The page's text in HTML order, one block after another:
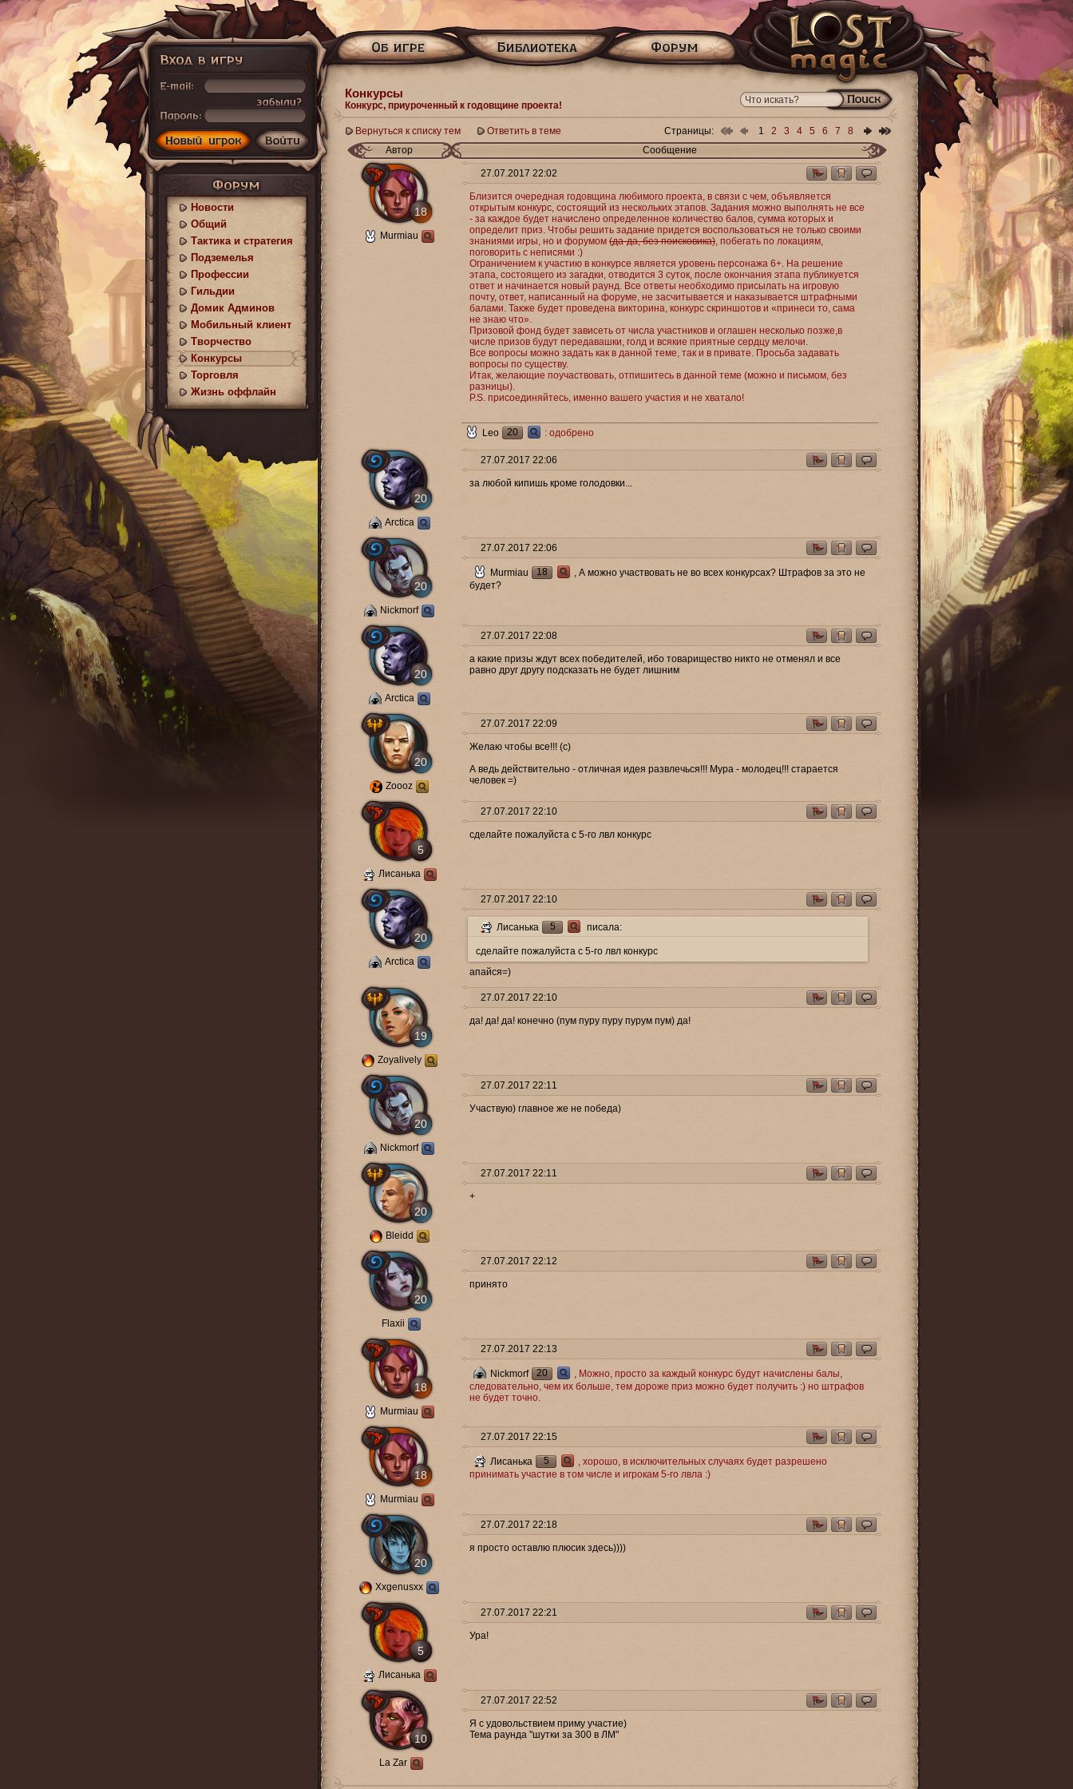
Конкурсы
Конкурс, приуроченный к годовщине проекта!
Вернуться к списку тем Ответить в теме Страницы: 1 2 3 4 5 6 7
8
Автор
Сообщение
18
Murmiau
27.07.2017 22:02
Близится очередная годовщина любимого проекта, в связи с чем, объявляется
открытым конкурс, состоящий из нескольких этапов. Задания можно выполнять не все
- за каждое будет начислено определенное количество балов, сумма которых и
определит приз. Чтобы решить задание придется воспользоваться не только своими
знаниями игры, но и форумом (да-да, без поисковика), побегать по локациям,
поговорить с неписями :)
Ограничением к участию в конкурсе является уровень персонажа 6+. На решение
этапа, состоящего из загадки, отводится 3 суток, после окончания этапа публикуется
ответ и начинается новый раунд. Все ответы необходимо присылать на игровую
почту, ответ, написанный на форуме, не засчитывается и наказывается штрафными
балами. Также будет проведена викторина, конкурс скриншотов и «принеси то, сама
не знаю что».
Призовой фонд будет зависеть от числа участников и оглашен несколько позже,в
числе призов будут передавашки, голд и всякие приятные сердцу мелочи.
Все вопросы можно задать как в данной теме, так и в привате. Просьба задавать
вопросы по существу.
Итак, желающие поучаствовать, отпишитесь в данной теме (можно и письмом, без
разницы).
P.S. присоединяйтесь, именно вашего участия и не хватало!
Leo 20 : одобрено
20
Arctica
27.07.2017 22:06
за любой кипишь кроме голодовки...
20
Nickmorf
27.07.2017 22:06
Murmiau 18
, А можно участвовать не во всех конкурсах? Штрафов за это не
будет?
20
Arctica
27.07.2017 22:08
а какие призы ждут всех победителей, ибо товарищество никто не отменял и все
равно друг другу подсказать не будет лишним
20
Zoooz
27.07.2017 22:09
Желаю чтобы все!!! (с)
А ведь действительно - отличная идея развлечься!!! Мура - молодец!!! старается
человек =)
5
Лисанька
27.07.2017 22:10
сделайте пожалуйста с 5-го лвл конкурс
20
Arctica
27.07.2017 22:10
Лисанька 5 писала:
сделайте пожалуйста с 5-го лвл конкурс
апайся=)
19
Zoyalively
27.07.2017 22:10
да! да! да! конечно (пум пуру пуру пурум пум) да!
20
Nickmorf
27.07.2017 22:11
Участвую) главное же не победа)
20
Bleidd
27.07.2017 22:11
+
20
Flaxii
27.07.2017 22:12
принято
18
Murmiau
27.07.2017 22:13
Nickmorf 20
, Можно, просто за каждый конкурс будут начислены балы,
следовательно, чем их больше, тем дороже приз можно будет получить :) но штрафов
не будет точно.
18
Murmiau
27.07.2017 22:15
Лисанька 5
, хорошо, в исключительных случаях будет разрешено
принимать участие в том числе и игрокам 5-го лвла :)
20
Xxgenusxx
27.07.2017 22:18
я просто оставлю плюсик здесь))))
5
Лисанька
27.07.2017 22:21
Ура!
10
La Zar
27.07.2017 22:52
Я с удовольствием приму участие)
Тема раунда "шутки за 300 в ЛМ"
Новости
Общий
Тактика и стратегия
Подземелья
Профессии
Гильдии
Домик Админов
Мобильный клиент
Творчество
Конкурсы
Торговля
Жизнь оффлайн